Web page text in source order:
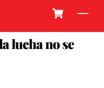
lucha no se